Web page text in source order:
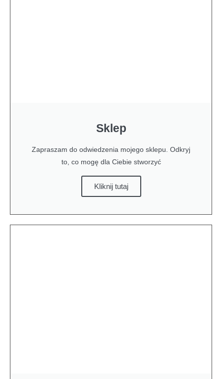
Sklep
Zapraszam do odwiedzenia mojego sklepu. Odkryj
to, co mogę dla Ciebie stworzyć
Kliknij tutaj